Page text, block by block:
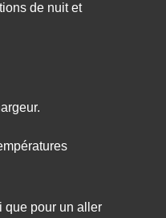
de nuit et
que pour un aller